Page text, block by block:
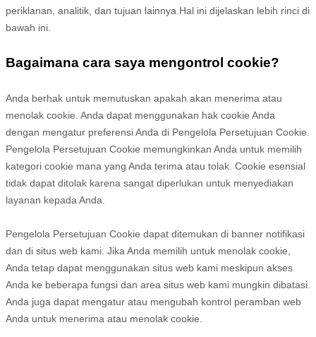
periklanan, analitik, dan tujuan lainnya. Hal ini dijelaskan lebih rinci di
bawah ini.
Bagaimana cara saya mengontrol cookie?
Anda berhak untuk memutuskan apakah akan menerima atau
menolak cookie. Anda dapat menggunakan hak cookie Anda
dengan mengatur preferensi Anda di Pengelola Persetujuan Cookie.
Pengelola Persetujuan Cookie memungkinkan Anda untuk memilih
kategori cookie mana yang Anda terima atau tolak. Cookie esensial
tidak dapat ditolak karena sangat diperlukan untuk menyediakan
layanan kepada Anda.
Pengelola Persetujuan Cookie dapat ditemukan di banner notifikasi
dan di situs web kami. Jika Anda memilih untuk menolak cookie,
Anda tetap dapat menggunakan situs web kami meskipun akses
Anda ke beberapa fungsi dan area situs web kami mungkin dibatasi.
Anda juga dapat mengatur atau mengubah kontrol peramban web
Anda untuk menerima atau menolak cookie.